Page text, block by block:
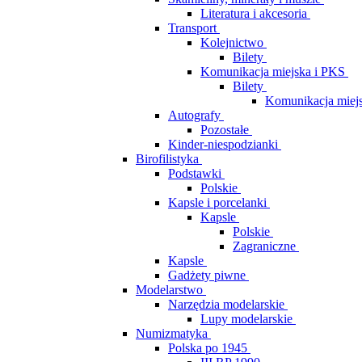
Literatura i akcesoria
Transport
Kolejnictwo
Bilety
Komunikacja miejska i PKS
Bilety
Komunikacja
Autografy
Pozostałe
Kinder-niespodzianki
Birofilistyka
Podstawki
Polskie
Kapsle i porcelanki
Kapsle
Polskie
Zagraniczne
Kapsle
Gadżety piwne
Modelarstwo
Narzędzia modelarskie
Lupy modelarskie
Numizmatyka
Polska po 1945